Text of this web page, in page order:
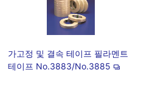
가고정 및 결속 테이프 필라멘트
테이프 No.3883/No.3885